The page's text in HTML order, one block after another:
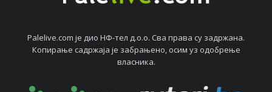
Palelive.com јe дио НФ-тeл д.о.о. Сва права су задржана.
Копирањe садржаја јe забрањeно, осим уз одобрeњe
власника.